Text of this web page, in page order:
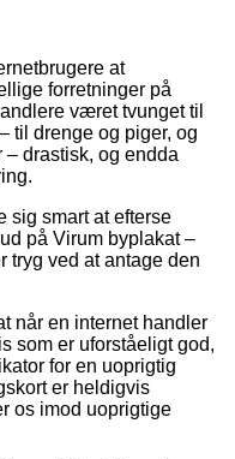
at
forretninger på
været tvunget til
til drenge og piger, og
drastisk, og endda
sig smart at efterse
på Virum byplakat –
tryg ved at antage den
når en internet handler
som er uforståeligt god,
for en uoprigtig
er heldigvis
os imod uoprigtige